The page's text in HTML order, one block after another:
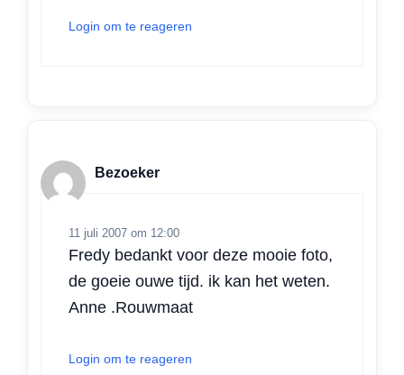
Login om te reageren
Bezoeker
11 juli 2007 om 12:00
Fredy bedankt voor deze mooie foto,
de goeie ouwe tijd. ik kan het weten.
Anne .Rouwmaat
Login om te reageren